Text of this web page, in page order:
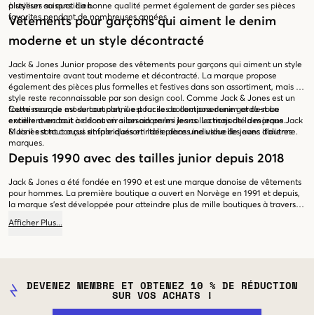
à styliser au quotidien.
plusieurs saisons. La bonne qualité permet également de garder ses pièces
favorites pendant de nombreuses années.
Vêtements pour garçons qui aiment le denim
moderne et un style décontracté
Jack & Jones Junior propose des vêtements pour garçons qui aiment un style
vestimentaire avant tout moderne et décontracté. La marque propose
également des pièces plus formelles et festives dans son assortiment, mais le
style reste reconnaissable par son design cool. Comme Jack & Jones est un
fournisseur de mode complet, il est facile de composer une garde-robe
entière avec tout ce dont on a besoin parmi les collections de la marque.
Mais il est tout aussi simple d'assortir des pièces individuelles avec d'autres
marques.
Cette marque est surtout connue pour ses collections denim et c'est un
excellent endroit à découvrir si on adore les jeans. La majorité des jeans Jack
& Jones sont conçus et fabriqués en Italie dans une usine de jeans italienne.
Depuis 1990 avec des tailles junior depuis 2018
Jack & Jones a été fondée en 1990 et est une marque danoise de vêtements
pour hommes. La première boutique a ouvert en Norvège en 1991 et depuis,
la marque s'est développée pour atteindre plus de mille boutiques à travers
populaire parmi les jeunes garçons. La marque choisit de se positionner
Afficher Plus...
DEVENEZ MEMBRE ET OBTENEZ 10 % DE RÉDUCTION
SUR VOS ACHATS !